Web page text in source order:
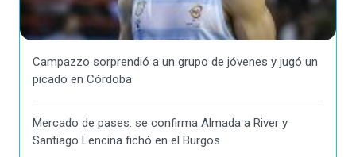
Campazzo sorprendió a un grupo de jóvenes y jugó un
picado en Córdoba
Mercado de pases: se confirma Almada a River y
Santiago Lencina fichó en el Burgos